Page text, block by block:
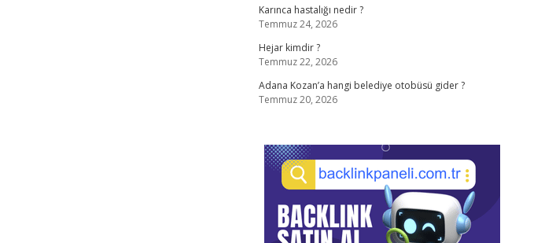
Karınca hastalığı nedir ?
Temmuz 24, 2026
Hejar kimdir ?
Temmuz 22, 2026
Adana Kozan’a hangi belediye otobüsü gider ?
Temmuz 20, 2026